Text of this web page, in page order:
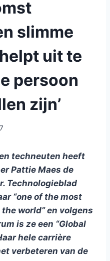
slimme
uit te
persoon
zijn’
techneuten heeft
Pattie Maes de
Technologieblad
“one of the most
world” en volgens
is ze een “Global
hele carrière
verbeteren van de